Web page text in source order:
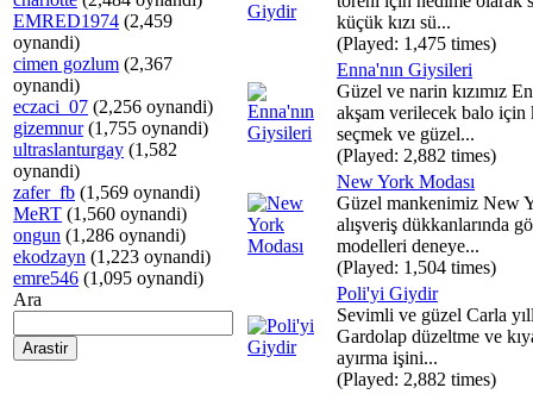
EMRED1974 (2,459
oynandi)
cimen gozlum (2,367
oynandi)
eczaci_07 (2,256 oynandi)
gizemnur(1,755 oynandi)
ultraslanturgay (1,582
oynandi)
zafer_fb (1,569 oynandi)
MeRT (1,560 oynandi)
ongun (1,286 oynandi)
ekodzayn (1,223 oynandi)
emre546 (1,095 oynandi)
Ara
küçük kızı sü...
(Played: 1,475 times)
Enna'nın Giysileri
Güzel ve narin kızımız
akşam verilecek balo için
seçmek ve güzel...
(Played: 2,882 times)
New York Modası
Güzel mankenimiz New
alışveriş dükkanlarında
modelleri deneye...
(Played: 1,504 times)
Poli'yi Giydir
Sevimli ve güzel Carla
Gardolap düzeltme ve
ayırma işini...
(Played: 2,882 times)